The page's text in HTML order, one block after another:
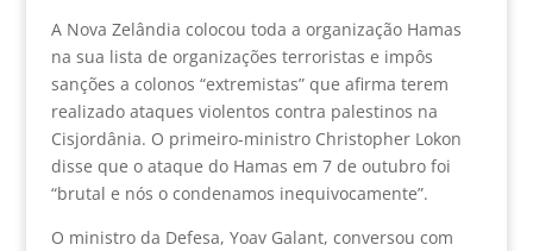
A Nova Zelândia colocou toda a organização Hamas
na sua lista de organizações terroristas e impôs
sanções a colonos “extremistas” que afirma terem
realizado ataques violentos contra palestinos na
Cisjordânia. O primeiro-ministro Christopher Lokon
disse que o ataque do Hamas em 7 de outubro foi
“brutal e nós o condenamos inequivocamente”.
O ministro da Defesa, Yoav Galant, conversou com